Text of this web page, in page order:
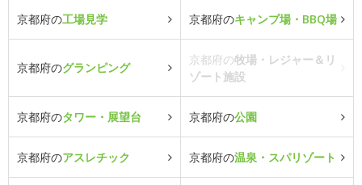
京都府の工場見学 京都府のキャンプ場・BBQ場
京都府のグランピング
京都府の牧場・レジャー＆リ
ゾート施設
京都府のタワー・展望台 京都府の公園
京都府のアスレチック 京都府の温泉・スパリゾート